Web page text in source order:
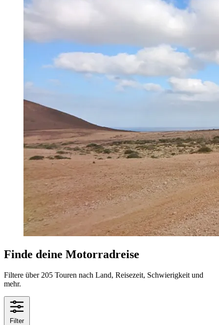
Finde deine Motorradreise
Filtere über 205 Touren nach Land, Reisezeit, Schwierigkeit und
mehr.
Filter